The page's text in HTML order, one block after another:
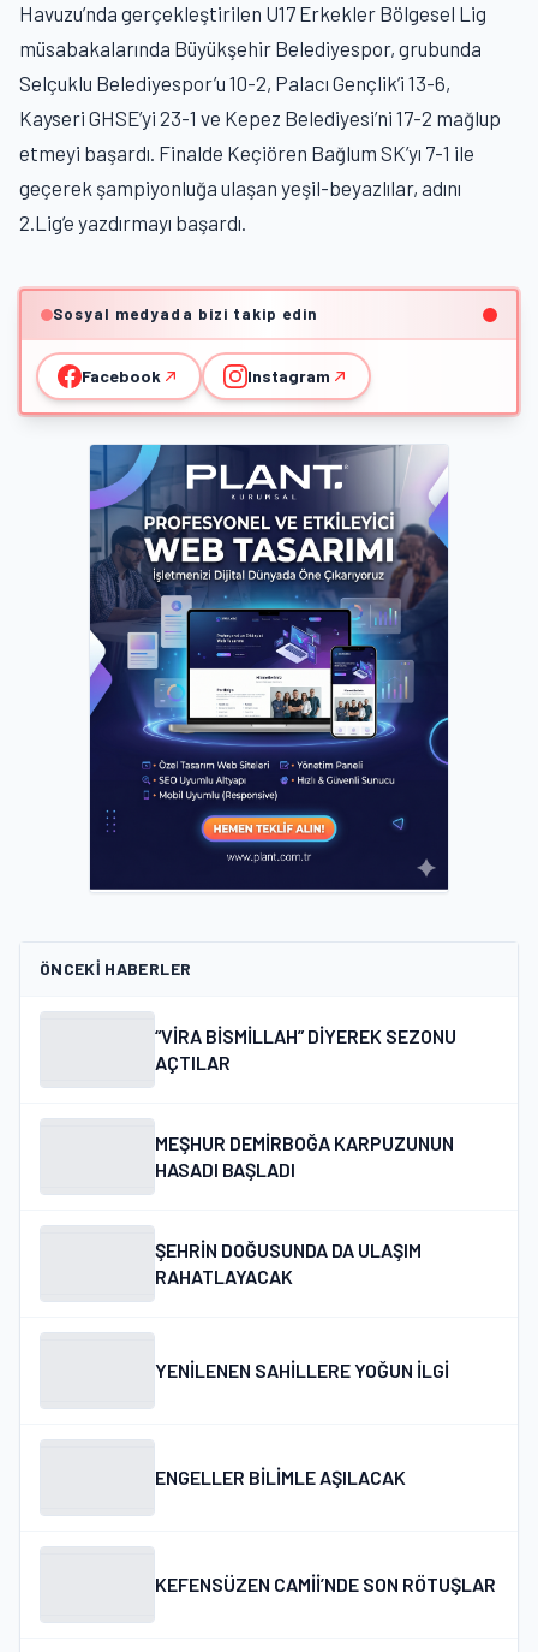
Havuzu’nda gerçekleştirilen U17 Erkekler Bölgesel Lig
müsabakalarında Büyükşehir Belediyespor, grubunda
Selçuklu Belediyespor’u 10-2, Palacı Gençlik’i 13-6,
Kayseri GHSE’yi 23-1 ve Kepez Belediyesi’ni 17-2 mağlup
etmeyi başardı. Finalde Keçiören Bağlum SK’yı 7-1 ile
geçerek şampiyonluğa ulaşan yeşil-beyazlılar, adını
2.Lig’e yazdırmayı başardı.
Sosyal medyada bizi takip edin
Facebook Instagram
ÖNCEKI HABERLER
“VİRA BİSMİLLAH” DİYEREK SEZONU
AÇTILAR
MEŞHUR DEMİRBOĞA KARPUZUNUN
HASADI BAŞLADI
ŞEHRİN DOĞUSUNDA DA ULAŞIM
RAHATLAYACAK
YENİLENEN SAHİLLERE YOĞUN İLGİ
ENGELLER BİLİMLE AŞILACAK
KEFENSÜZEN CAMİİ’NDE SON RÖTUŞLAR